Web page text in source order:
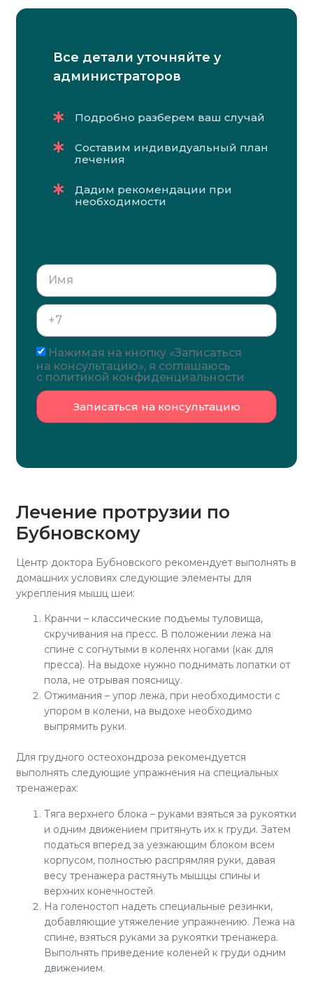
Все детали уточняйте у
администраторов
Подробно разберем ваш случай
Составим индивидуальный план
лечения
Дадим рекомендации при
необходимости
Нажимая на кнопку «Записаться
на консультацию», я соглашаюсь
с политикой конфиденциальности
Записаться на консультацию
Лечение протрузии по
Бубновскому
Центр доктора Бубновского рекомендует выполнять в
домашних условиях следующие элементы для
укрепления мышц шеи:
Кранчи – классические подъемы туловища,
скручивания на пресс. В положении лежа на
спине с согнутыми в коленях ногами (как для
пресса). На выдохе нужно поднимать лопатки от
пола, не отрывая поясницу.
Отжимания – упор лежа, при необходимости с
упором в колени, на выдохе необходимо
выпрямить руки.
Для грудного остеохондроза рекомендуется
выполнять следующие упражнения на специальных
тренажерах:
Тяга верхнего блока – руками взяться за рукоятки
и одним движением притянуть их к груди. Затем
податься вперед за уезжающим блоком всем
корпусом, полностью распрямляя руки, давая
весу тренажера растянуть мышцы спины и
верхних конечностей.
На голеностоп надеть специальные резинки,
добавляющие утяжеление упражнению. Лежа на
спине, взяться руками за рукоятки тренажера.
Выполнять приведение коленей к груди одним
движением.